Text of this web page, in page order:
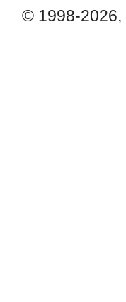
© 1998-2026,